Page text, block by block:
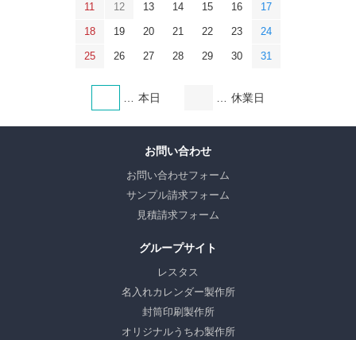
11 12 13 14 15 16 17
18 19 20 21 22 23 24
25 26 27 28 29 30 31
本日 休業日
お問い合わせ
お問い合わせフォーム
サンプル請求フォーム
見積請求フォーム
グループサイト
レスタス
名入れカレンダー製作所
封筒印刷製作所
オリジナルうちわ製作所